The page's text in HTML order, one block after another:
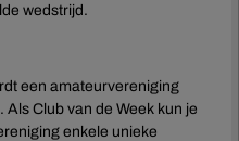
wedstrijd.
een amateurvereniging
Club van de Week kun je
enkele unieke